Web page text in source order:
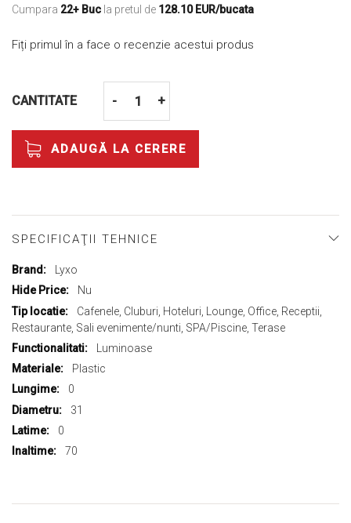
Cumpara 22+ Buc la pretul de 128.10 EUR/bucata
Fiți primul în a face o recenzie acestui produs
CANTITATE - +
ADAUGĂ LA CERERE
SPECIFICAŢII TEHNICE
Mai
multe
Lyxo
Nu
Cafenele, Cluburi, Hoteluri, Lounge, Office, Receptii,
Restaurante, Sali evenimente/nunti, SPA/Piscine, Terase
Luminoase
Plastic
0
31
0
70